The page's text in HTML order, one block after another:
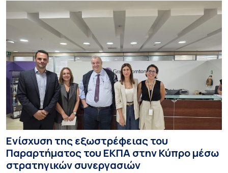
Ενίσχυση της εξωστρέφειας του
Παραρτήματος του ΕΚΠΑ στην Κύπρο μέσω
στρατηγικών συνεργασιών